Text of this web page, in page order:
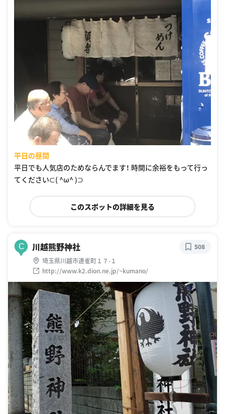
平日の昼間
平日でも人気店のためならんでます！ 時間に余裕をもって行っ
てください⊂( ^ω^ )⊃
このスポットの詳細を見る
C 川越熊野神社
埼玉県川越市連雀町１７-１
http://www.k2.dion.ne.jp/~kumano/
508